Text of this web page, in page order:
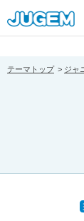
[pear_error:
prefix="" info=""]
テーマトップ ジャ